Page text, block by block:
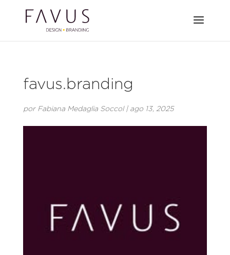
favus.branding
por Fabiana Medaglia Soccol| ago 13, 2025